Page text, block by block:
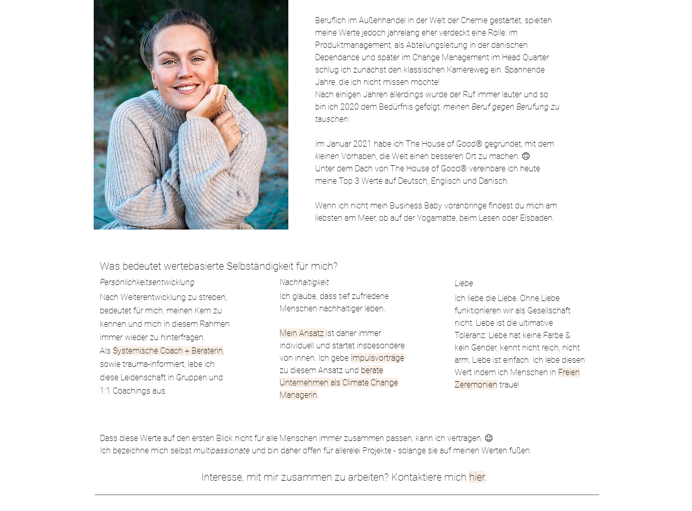
Beruflich im Außenhandel in der Welt der Chemie gestartet, spielten
meine Werte jedoch jahrelang eher verdeckt eine Rolle: im
Produktmanagement, als Abteilungsleitung in der dänischen
Dependance und später im Change Management im Head Quarter
schlug ich zunächst den klassischen Karriereweg ein. Spannende
Jahre, die ich nicht missen möchte!
Nach einigen Jahren allerdings wurde der Ruf immer lauter und so
bin ich 2020 dem Bedürfnis gefolgt, meinen Beruf gegen Berufung zu
tauschen:
Im Januar 2021 habe ich The House of Good® gegründet, mit dem
kleinen Vorhaben, die Welt einen besseren Ort zu machen. 🙃
Unter dem Dach von The House of Good® vereinbare ich heute
meine Top 3 Werte auf Deutsch, Englisch und Dänisch.
Wenn ich nicht mein Business Baby voranbringe findest du mich am
liebsten am Meer, ob auf der Yogamatte, beim Lesen oder Eisbaden.
Was bedeutet wertebasierte Selbständigkeit für mich?
Persönlichkeitsentwicklung
Nach Weiterentwicklung zu streben,
bedeutet für mich, meinen Kern zu
kennen und mich in diesem Rahmen
immer wieder zu hinterfragen.
Als Systemische Coach + Beraterin,
sowie trauma-informiert, lebe ich
diese Leidenschaft in Gruppen und
1:1 Coachings aus.
Nachhaltigkeit
Ich glaube, dass tief zufriedene
Menschen nachhaltiger leben.
Mein Ansatz ist daher immer
individuell und startet insbesondere
von innen. Ich gebe Impulsvorträge
zu diesem Ansatz und berate
Unternehmen als Climate Change
Managerin.
Liebe
Ich liebe die Liebe. Ohne Liebe
funktionieren wir als Gesellschaft
nicht. Liebe ist die ultimative
Toleranz: Liebe hat keine Farbe &
kein Gender, kennt nicht reich, nicht
arm, Liebe ist einfach. Ich lebe diesen
Wert indem ich Menschen in Freien
Zeremonien traue!
Dass diese Werte auf den ersten Blick nicht für alle Menschen immer zusammen passen, kann ich vertragen. 😉
Ich bezeichne mich selbst multipassionate und bin daher offen für allerelei Projekte - solange sie auf meinen Werten fußen.
Interesse, mit mir zusammen zu arbeiten? Kontaktiere mich hier.